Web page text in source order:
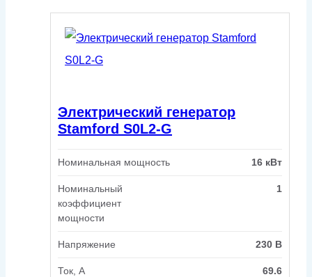
Электрический генератор
Stamford S0L2-G
Номинальная мощность 16 кВт
Номинальный
коэффициент
мощности
1
Напряжение 230 В
Ток, А 69.6